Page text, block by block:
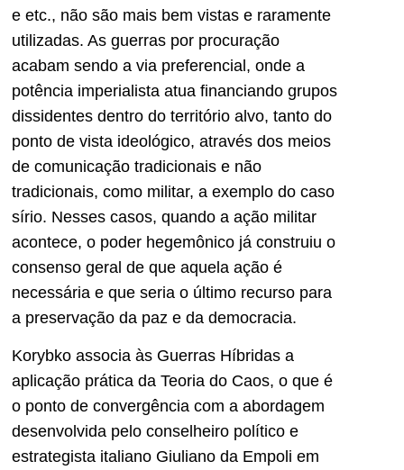
e etc., não são mais bem vistas e raramente
utilizadas. As guerras por procuração
acabam sendo a via preferencial, onde a
potência imperialista atua financiando grupos
dissidentes dentro do território alvo, tanto do
ponto de vista ideológico, através dos meios
de comunicação tradicionais e não
tradicionais, como militar, a exemplo do caso
sírio. Nesses casos, quando a ação militar
acontece, o poder hegemônico já construiu o
consenso geral de que aquela ação é
necessária e que seria o último recurso para
a preservação da paz e da democracia.
Korybko associa às Guerras Híbridas a
aplicação prática da Teoria do Caos, o que é
o ponto de convergência com a abordagem
desenvolvida pelo conselheiro político e
estrategista italiano Giuliano da Empoli em